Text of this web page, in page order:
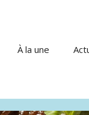
À la une